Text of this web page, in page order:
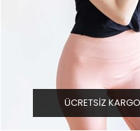
ÜCRETSIZ KARGO